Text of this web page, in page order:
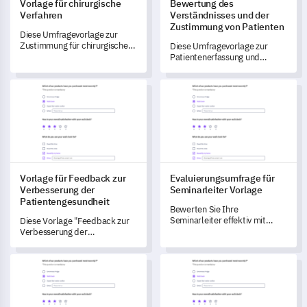
Vorlage für chirurgische
Verfahren
Diese Umfragevorlage zur
Zustimmung für chirurgische
zum Zustimmungsprozess zu
verstehen und Bereiche zu
identifizieren, die
Verbesserung benötigen.
Bewertung des
Verständnisses und der
Zustimmung von Patienten
Diese Umfragevorlage zur
Patientenerfassung und
Ihnen, das Verständnis der
Patienten über ihren
Gesundheitszustand und die
Behandlung zu erfassen, um
informiertere
Einwilligungsprozesse zu
fördern.
Vorlage für Feedback zur Verbesserung der
Vorlage für Feedback zur
Verbesserung der
Patientengesundheit
Diese Vorlage "Feedback zur
Verbesserung der
ermöglicht es den Beteiligten,
wichtige Daten über den
aktuellen Gesundheitszustand
der Patienten,
Verbesserungsmaßnahmen
Evaluierungsumfrage für
Evaluierungsumfrage für
Seminarleiter Vorlage
Bewerten Sie Ihre
Seminarleiter effektiv mit
Umfragevorlage zu Einkaufsvorlieben im Internet
Website-